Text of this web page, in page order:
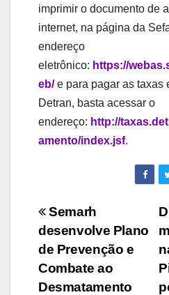
imprimir o documento de
internet, na página da
endereço
eletrônico: https://
eb/e para pagar as taxas
Detran, basta acessar o
endereço: http://
amento/index.jsf.
Navegação
de
Post
Semarh
desenvolve Plano
de Prevenção e
Combate ao
Desmatamento